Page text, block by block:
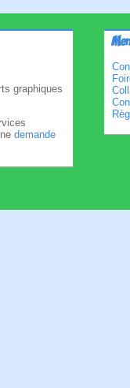
graphiques
demande